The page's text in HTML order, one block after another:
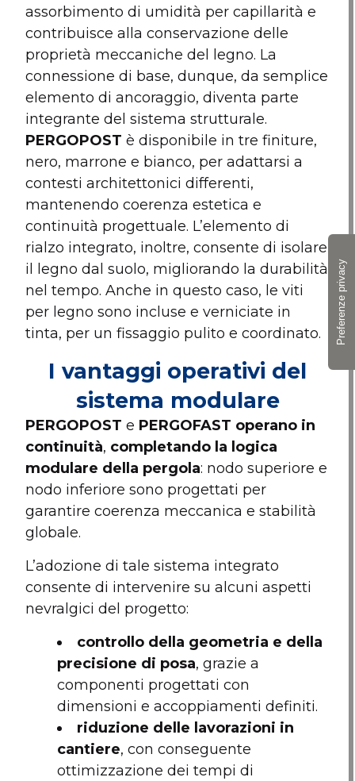
assorbimento di umidità per capillarità e
contribuisce alla conservazione delle
proprietà meccaniche del legno. La
connessione di base, dunque, da semplice
elemento di ancoraggio, diventa parte
integrante del sistema strutturale.
PERGOPOST è disponibile in tre finiture,
nero, marrone e bianco, per adattarsi a
contesti architettonici differenti,
mantenendo coerenza estetica e
continuità progettuale. L’elemento di
rialzo integrato, inoltre, consente di isolare
il legno dal suolo, migliorando la durabilità
nel tempo. Anche in questo caso, le viti
per legno sono incluse e verniciate in
tinta, per un fissaggio pulito e coordinato.
I vantaggi operativi del
sistema modulare
PERGOPOST e PERGOFAST operano in
continuità, completando la logica
modulare della pergola: nodo superiore e
nodo inferiore sono progettati per
garantire coerenza meccanica e stabilità
globale.
L’adozione di tale sistema integrato
consente di intervenire su alcuni aspetti
nevralgici del progetto:
controllo della geometria e della
precisione di posa, grazie a
componenti progettati con
dimensioni e accoppiamenti definiti.
riduzione delle lavorazioni in
cantiere, con conseguente
ottimizzazione dei tempi di